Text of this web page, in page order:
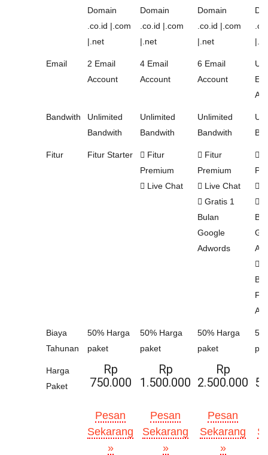
Domain
.co.id |.com
|.net
Domain
.co.id |.com
|.net
Domain
.co.id |.com
|.net
Email
2 Email
Account
4 Email
Account
6 Email
Account
Bandwith
Unlimited
Bandwith
Unlimited
Bandwith
Unlimited
Bandwith
Fitur Fitur Starter
Fitur
Premium
Live Chat
Fitur
Premium
Live Chat
Gratis 1
Bulan
Google
Adwords
Biaya
Tahunan
50% Harga
paket
50% Harga
paket
50% Harga
paket
Harga
Paket
Rp
750.000
Rp
1.500.000
Rp
2.500.000
Pesan
Sekarang
»
Pesan
Sekarang
»
Pesan
Sekarang
»